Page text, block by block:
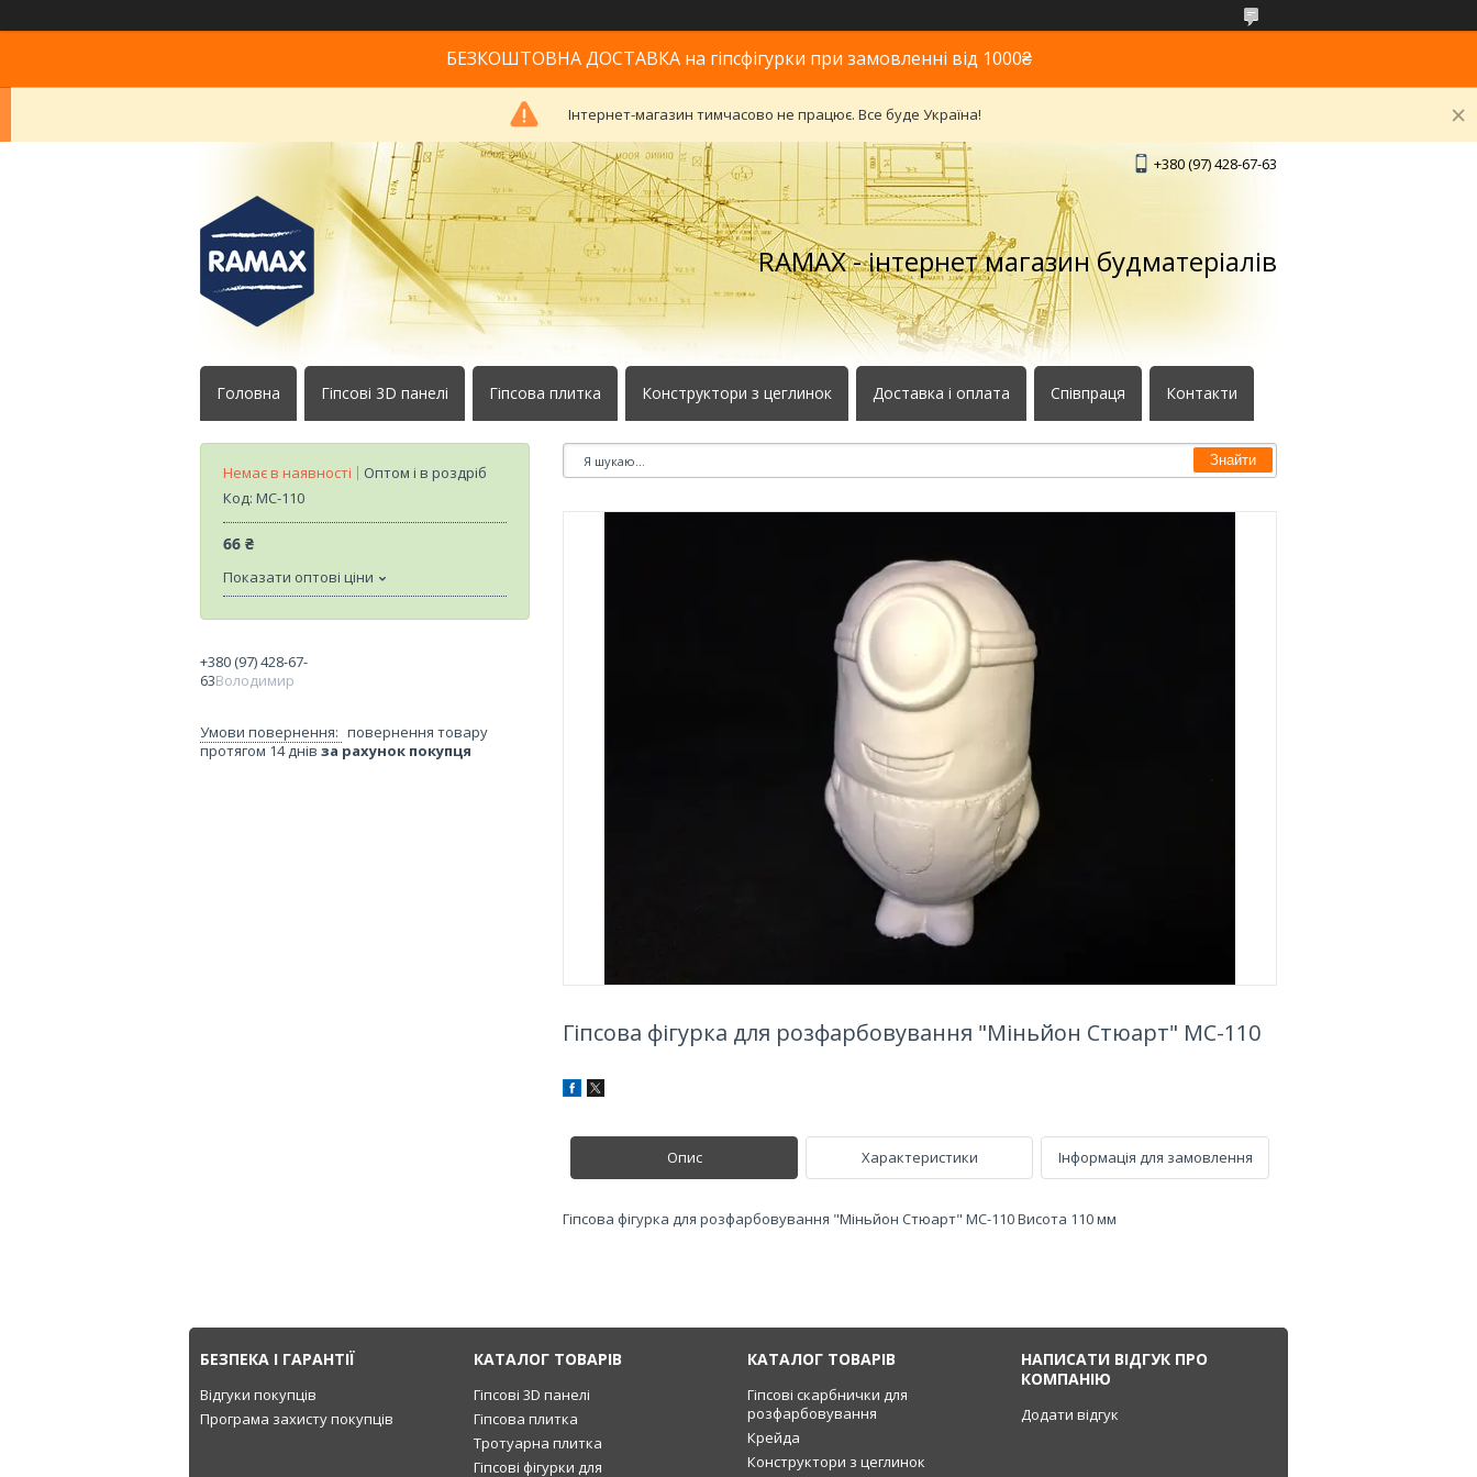
БЕЗКОШТОВНА ДОСТАВКА на гіпсфігурки при замовленні від 1000₴
Інтернет-магазин тимчасово не працює. Все буде Україна!
+380 (97) 428-67-63
RAMAX - інтернет магазин будматеріалів
Головна Гіпсові 3D панелі Гіпсова плитка Конструктори з цеглинок Доставка і оплата Співпраця Контакти
Знайти
Гіпсова фігурка для розфарбовування "Міньйон Стюарт" МС-110
Опис Характеристики Інформація для замовлення
Гіпсова фігурка для розфарбовування "Міньйон Стюарт" МС-110 Висота 110 мм
Немає в наявності
Оптом і в роздріб
Код: МС-110
66 ₴
Показати оптові ціни
+380 (97) 428-67-
63Володимир
повернення товару
протягом 14 днів за рахунок покупця
БЕЗПЕКА І ГАРАНТІЇ
Відгуки покупців
Програма захисту покупців
КАТАЛОГ ТОВАРІВ
Гіпсові 3D панелі
Гіпсова плитка
Тротуарна плитка
Гіпсові фігурки для
КАТАЛОГ ТОВАРІВ
Гіпсові скарбнички для
розфарбовування
Крейда
Конструктори з цеглинок
НАПИСАТИ ВІДГУК ПРО
КОМПАНІЮ
Додати відгук